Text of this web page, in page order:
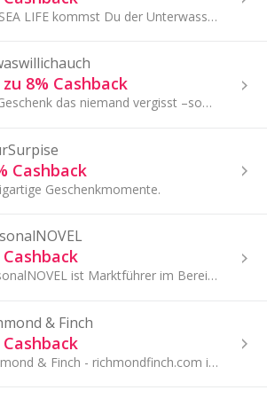
Bei SEA LIFE kommst Du der Unterwasserwelt ganz nah.
zu 8% Cashback
Ein Geschenk das niemand vergisst –sowas will ich auch! Im Online Shop von SOWIA findest Du atemberaubend günstige Geschenke....
Cashback
Geschenkmomente.
Cashback
PersonalNOVEL ist Marktführer im Bereich personalisierte Bücher und Romane.
& Finch
Cashback
Richmond & Finch - richmondfinch.com ist ein schwedisches Unternehmen, das Handyzubehör im Premium-Marktsegment entwickelt und produziert.